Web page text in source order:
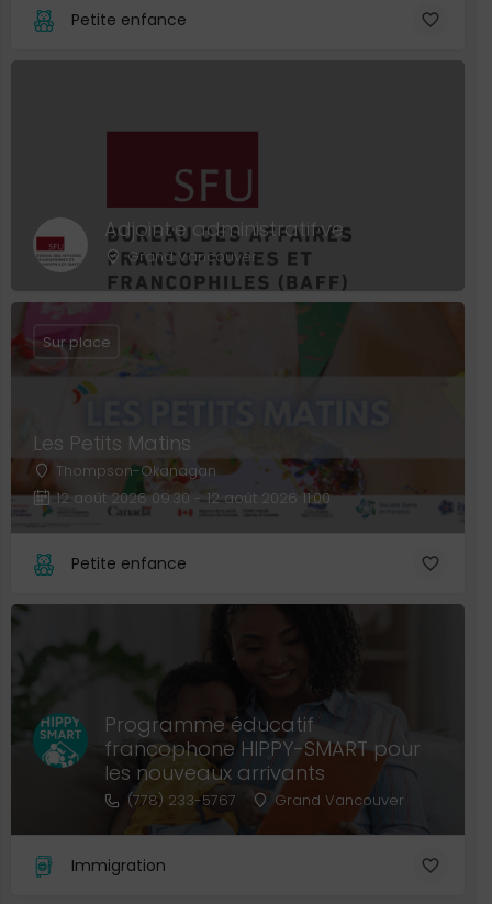
Petite enfance
Adjoint·e administratif·ve
Grand Vancouver
Les Petits Matins
Thompson-Okanagan
12 août 2026 09:30 - 12 août 2026 11:00
Sur place
Petite enfance
Programme éducatif
francophone HIPPY-SMART pour
les nouveaux arrivants
(778) 233-5767 Grand Vancouver
Immigration